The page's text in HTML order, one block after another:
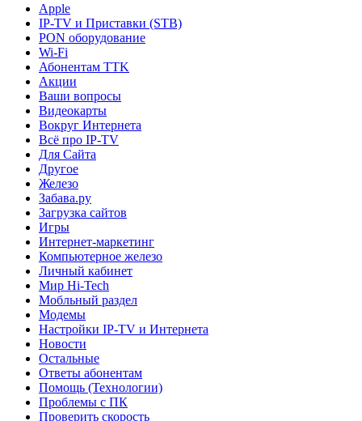
Apple
IP-TV и Приставки (STB)
PON оборудование
Wi-Fi
Абонентам TTK
Акции
Ваши вопросы
Видеокарты
Вокруг Интернета
Всё про IP-TV
Для Сайта
Другое
Железо
Забава.ру
Загрузка сайтов
Игры
Интернет-маркетинг
Компьютерное железо
Личный кабинет
Мир Hi-Tech
Мобльный раздел
Модемы
Настройки IP-TV и Интернета
Новости
Остальные
Ответы абонентам
Помощь (Технологии)
Проблемы с ПК
Проверить скорость